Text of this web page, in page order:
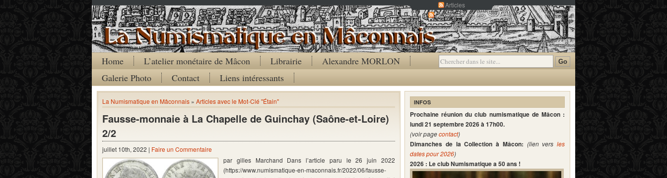
Articles
Commentaires
Home L’atelier monétaire de Mâcon Librairie
Alexandre MORLON
Galerie Photo
Contact Liens intéressants
La Numismatique en Mâconnais » Articles avec le Mot-Clé "Étain"
Fausse-monnaie à La Chapelle de Guinchay (Saône-et-Loire)
2/2
juillet 10th, 2022 | Faire un Commentaire
par gilles Marchand Dans l’article paru le 26 juin 2022
(https://www.numismatique-en-maconnais.fr/2022/06/fausse-
INFOS
Prochaine réunion du club numismatique de Mâcon :
lundi 21 septembre 2026 à 17h00.
(voir pagecontact)
Dimanches de la Collection à Mâcon: (lien vers les
dates pour 2026)
2026 : Le club Numismatique a 50 ans !